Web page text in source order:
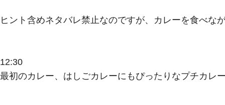
ヒント含めネタバレ禁止なのですが、カレーを食べな
12:30
最初のカレー、はしごカレーにもぴったりなプチカレ